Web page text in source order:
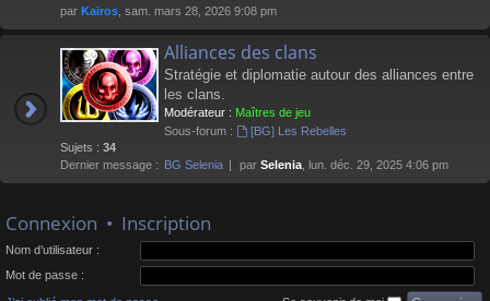
par Kaïros , sam. mars 28, 2026 9:08 pm
Alliances des clans
Stratégie et diplomatie autour des alliances entre
les clans.
Modérateur : Maîtres de jeu
Sous-forum :
[BG] Les Rebelles
Sujets : 34
Dernier message : BG Selenia par Selenia , lun. déc. 29, 2025 4:06 pm
Connexion • Inscription
Nom d’utilisateur :
Mot de passe :